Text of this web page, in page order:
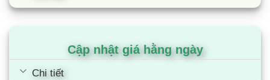
Cập nhật giá hằng ngày
Chi tiết